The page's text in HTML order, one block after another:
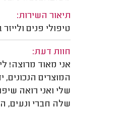
תיאור השירות:
טיפולי פנים
חוות דעת:
אני מאוד מרוצה!
המוצרים
שלי ואני רואה
שלה חברי ונעים,